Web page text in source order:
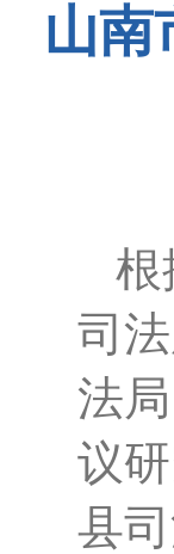
山南
根
司
法
议
县